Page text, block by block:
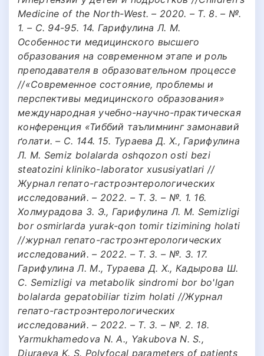
Medicine of the North-West. – 2020. – Т. 8. – №.
1. – С. 94-95. 14. Гарифулина Л. М.
Особенности медицинского высшего
образования на современном этапе и роль
преподавателя в образовательном процессе
//«Современное состояние, проблемы и
перспективы медицинского образования»
международная учебно-научно-практическая
конференция «Тиббий таълимнинг замонавий
ґолати. – С. 144. 15. Тураева Д. Х., Гарифулина
Л. М. Semiz bolаlаrdа oshqozon osti bezi
steаtozini kliniko-lаborаtor xususiyatlаri //
Журнал гепато-гастроэнтерологических
исследований. – 2022. – Т. 3. – №. 1. 16.
Холмурадова З. Э., Гарифулина Л. М. Semizligi
bor osmirlarda yurak-qon tomir tizimining holati
//журнал гепато-гастроэнтерологических
исследований. – 2022. – Т. 3. – №. 3. 17.
Гарифулина Л. М., Тураева Д. Х., Кадырова Ш.
С. Semizligi va metabolik sindromi bor bo'lgan
bolalarda gepatobiliar tizim holati //Журнал
гепато-гастроэнтерологических
исследований. – 2022. – Т. 3. – №. 2. 18.
Yarmukhamedova N. A., Yakubova N. S.,
Djuraeva K. S. Рolyfocal parameters of patients